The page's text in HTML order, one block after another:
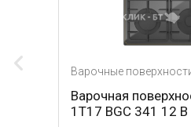
Варочные
Варочная
1T17 BGС 341 12 B